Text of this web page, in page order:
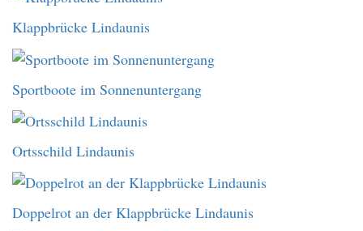
Klappbrücke Lindaunis
Sportboote im Sonnenuntergang
Ortsschild Lindaunis
Doppelrot an der Klappbrücke Lindaunis